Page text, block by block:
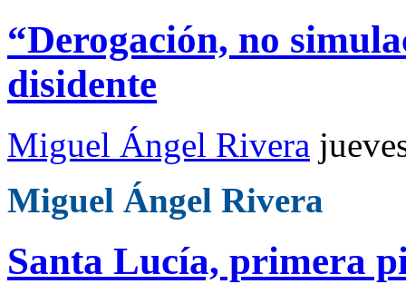
“Derogación, no
disidente
Miguel Ángel Rivera
Miguel Ángel Rivera
Santa Lucía, primera